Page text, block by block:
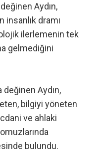
Aydın,
insanlık dramı
ilerlemenin tek
gelmediğini
değinen Aydın,
bilgiyi yöneten
ve ahlaki
bulundu.